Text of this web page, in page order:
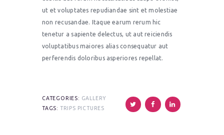
ut et voluptates repudiandae sint et molestiae
non recusandae. Itaque earum rerum hic
tenetur a sapiente delectus, ut aut reiciendis
voluptatibus maiores alias consequatur aut
perferendis doloribus asperiores repellat.
CATEGORIES: GALLERY
TAGS: TRIPS PICTURES